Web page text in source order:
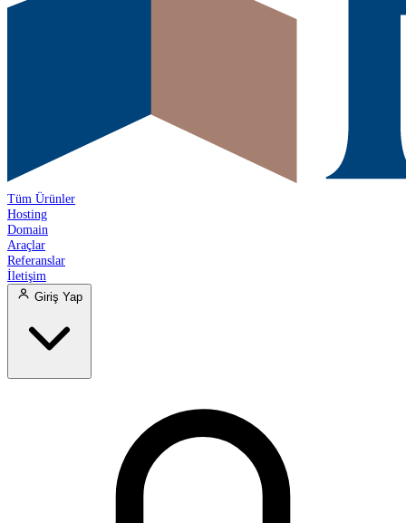
Tüm Ürünler
Hosting
Domain
Araçlar
Referanslar
İletişim
Giriş Yap